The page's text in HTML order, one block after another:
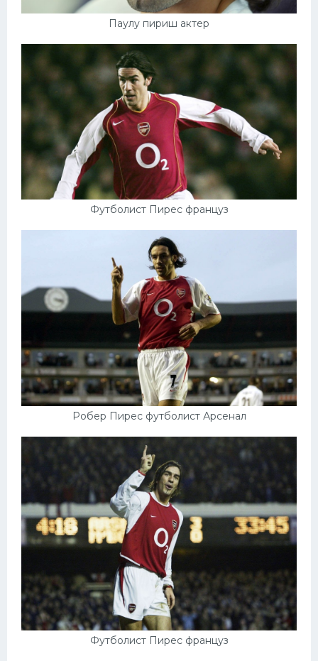
Паулу пириш актер
Футболист Пирес француз
Робер Пирес футболист Арсенал
Футболист Пирес француз